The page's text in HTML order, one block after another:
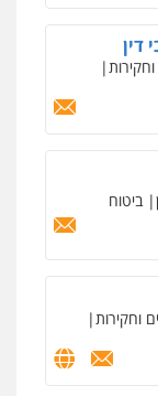
דין
ביטוח
וחקירות
ושיקום